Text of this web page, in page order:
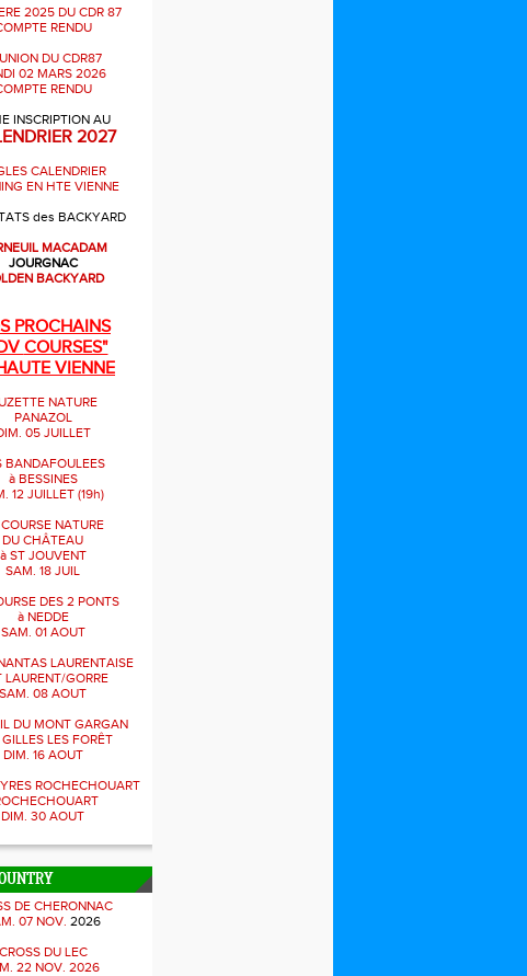
2025 DU CDR 87
RENDU
DU CDR87
02 MARS 2026
RENDU
INSCRIPTION AU
2027
CALENDRIER
EN HTE VIENNE
des BACKYARD
MACADAM
JOURGNAC
BACKYARD
PROCHAINS
COURSES"
VIENNE
NATURE
PANAZOL
05 JUILLET
BANDAFOULEES
à BESSINES
12 JUILLET (19h)
NATURE
DU CHÂTEAU
à ST JOUVENT
SAM. 18 JUIL
DES 2 PONTS
à NEDDE
SAM. 01 AOUT
LAURENTAISE
LAURENT/GORRE
SAM. 08 AOUT
DU MONT GARGAN
LES FORÊT
DIM. 16 AOUT
ROCHECHOUART
DIM. 30 AOUT
DE CHERONNAC
07 NOV. 2026
CROSS DU LEC
22 NOV. 2026